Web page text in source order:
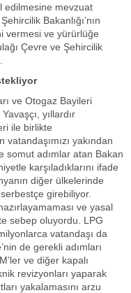
edilmesine mevzuat
Bakanlığı’nın
vermesi ve yürürlüğe
Çevre ve Şehircilik
ve Otogaz Bayileri
yıllardır
ile birlikte
yakından
somut adımlar atan Bakan
karşıladıklarını ifade
diğer ülkelerinde
girebiliyor.
ve yasal
sebep oluyordu. LPG
vatandaşı da
de gerekli adımları
ve diğer kapalı
revizyonları yaparak
yakalamasını arzu